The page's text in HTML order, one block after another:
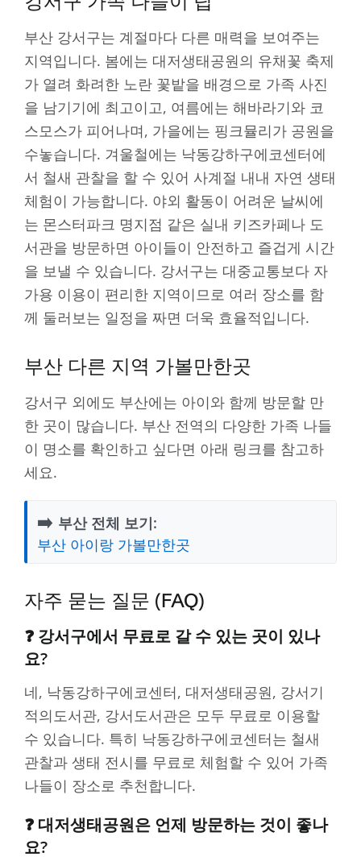
부산 강서구는 계절마다 다른 매력을 보여주는
지역입니다. 봄에는 대저생태공원의 유채꽃 축제
가 열려 화려한 노란 꽃밭을 배경으로 가족 사진
을 남기기에 최고이고, 여름에는 해바라기와 코
스모스가 피어나며, 가을에는 핑크뮬리가 공원을
수놓습니다. 겨울철에는 낙동강하구에코센터에
서 철새 관찰을 할 수 있어 사계절 내내 자연 생태
체험이 가능합니다. 야외 활동이 어려운 날씨에
는 몬스터파크 명지점 같은 실내 키즈카페나 도
서관을 방문하면 아이들이 안전하고 즐겁게 시간
을 보낼 수 있습니다. 강서구는 대중교통보다 자
가용 이용이 편리한 지역이므로 여러 장소를 함
께 둘러보는 일정을 짜면 더욱 효율적입니다.
부산 다른 지역 가볼만한곳
강서구 외에도 부산에는 아이와 함께 방문할 만
한 곳이 많습니다. 부산 전역의 다양한 가족 나들
이 명소를 확인하고 싶다면 아래 링크를 참고하
세요.
➡️ 부산 전체 보기:
부산 아이랑 가볼만한곳
자주 묻는 질문 (FAQ)
❓ 강서구에서 무료로 갈 수 있는 곳이 있나
요?
네, 낙동강하구에코센터, 대저생태공원, 강서기
적의도서관, 강서도서관은 모두 무료로 이용할
수 있습니다. 특히 낙동강하구에코센터는 철새
관찰과 생태 전시를 무료로 체험할 수 있어 가족
나들이 장소로 추천합니다.
❓ 대저생태공원은 언제 방문하는 것이 좋나
요?